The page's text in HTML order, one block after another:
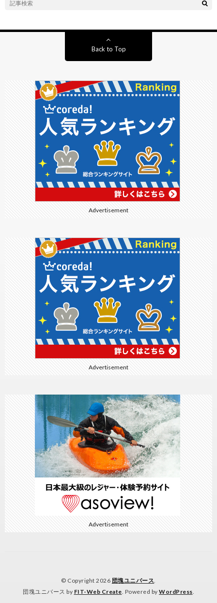
Back to Top
Advertisement
Advertisement
Advertisement
© Copyright 2026 団塊ユニバース.
団塊ユニバース by FIT-Web Create. Powered by WordPress.